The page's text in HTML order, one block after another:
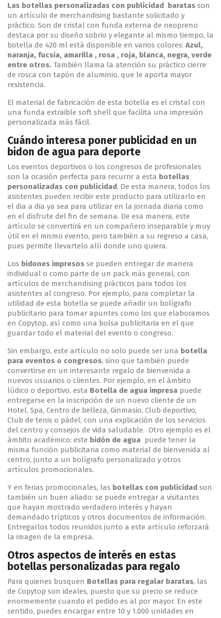
Las botellas personalizadas con publicidad baratas son
un artículo de merchandising bastante solicitado y
práctico. Son de cristal con funda externa de neopreno
destaca por su diseño sobrio y elegante al mismo tiempo, la
botella de 420 ml está disponible en varios colores: Azul,
naranja, fucsia, amarilla , rosa , roja, blanca, negra, verde
entre otros. También llama la atención su práctico cierre
de rosca con tapón de aluminio, que le aporta mayor
resistencia.
El material de fabricación de esta botella es el cristal con
una funda extraible soft shell que facilita una impresión
personalizada más fácil.
Cuándo interesa poner publicidad en un
bidon de agua para deporte
Los eventos deportivos o los congresos de profesionales
son la ocasión perfecta para recurrir a esta botellas
personalizadas con publicidad. De esta manera, todos los
asistentes pueden recibir este producto para utilizarlo en
el dia a dia ya sea para utilizar en la jornada diaria como
en el disfrute del fin de semana. De esa manera, este
artículo se convertirá en un compañero inseparable y muy
útil en el mismo evento, pero también a su regreso a casa,
pues permite llevartelo allí donde uno quiera.
Los bidones impresos se pueden entregar de manera
individual o como parte de un pack más general, con
artículos de merchandising prácticos para todos los
asistentes al congreso. Por ejemplo, para completar la
utilidad de esta botella se puede añadir un bolígrafo
publicitario para tomar apuntes como los que elaboramos
en Copytop, así como una bolsa publicitaria en el que
guardar todo el material del evento o congreso.
Sin embargo, este artículo no solo puede ser una botella
para eventos o congresos, sino que también puede
convertirse en un interesante regalo de bienvenida a
nuevos usuarios o clientes. Por ejemplo, en el ámbito
lúdico o deportivo, esta Botella de agua impresa puede
entregarse en la inscripción de un nuevo cliente de un
Hotel, Spa, Centro de belleza, Ginmasio, Club deportivo,
Club de tenis o pádel, con una explicación de los servicios
del centro y consejos de vida saludable. Otro ejemplo es el
ámbito académico: este bidón de agua puede tener la
misma función publicitaria como material de bienvenida al
centro, junto a un bolígrafo personalizado y otros
artículos promocionales.
Y en ferias promocionales, las botellas con publicidad son
también un buen aliado: se puede entregar a visitantes
que hayan mostrado verdadero interés y hayan
demandado trípticos y otros documentos de información.
Entregarlos todos reunidos junto a este artículo reforzará
la imagen de la empresa.
Otros aspectos de interés en estas
botellas personalizadas para regalo
Para quienes busquen Botellas para regalar baratas, las
de Copytop son ideales, puesto que su precio se reduce
enormemente cuando el pedido es al por mayor. En este
sentido, puedes encargar entre 10 y 1.000 unidades en